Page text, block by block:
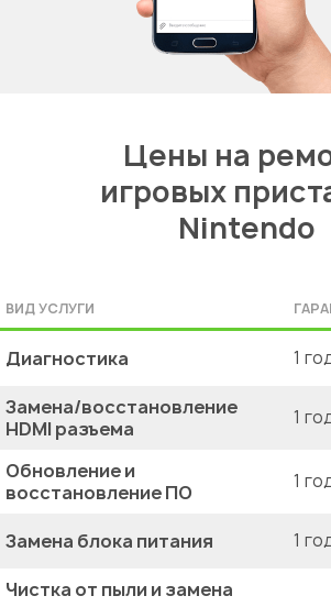
Цены на
игровых
Nintendo
ВИД УСЛУГИ
Диагностика 1
Замена/восстановление
HDMI разъема
1
Обновление и
восстановление ПО
1
Замена блока питания 1
Чистка от пыли и замена